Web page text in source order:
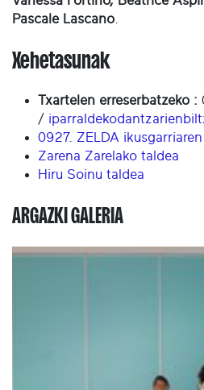
Pascale Lascano
Xehetasunak
Txartelen erreserbatzeko :
/
0927. ZELDA
Zarena Zarelako taldea
Hiru Soinu taldea
ARGAZKI GALERIA